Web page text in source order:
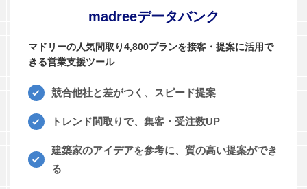
madreeデータバンク
マドリーの人気間取り4,800プランを接客・提案に活用で
きる営業支援ツール
競合他社と差がつく、スピード提案
トレンド間取りで、集客・受注数UP
建築家のアイデアを参考に、質の高い提案ができ
る